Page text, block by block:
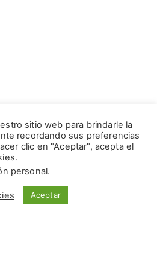
sitio web para brindarle la
recordando sus preferencias
clic en "Aceptar", acepta el
personal.
Aceptar